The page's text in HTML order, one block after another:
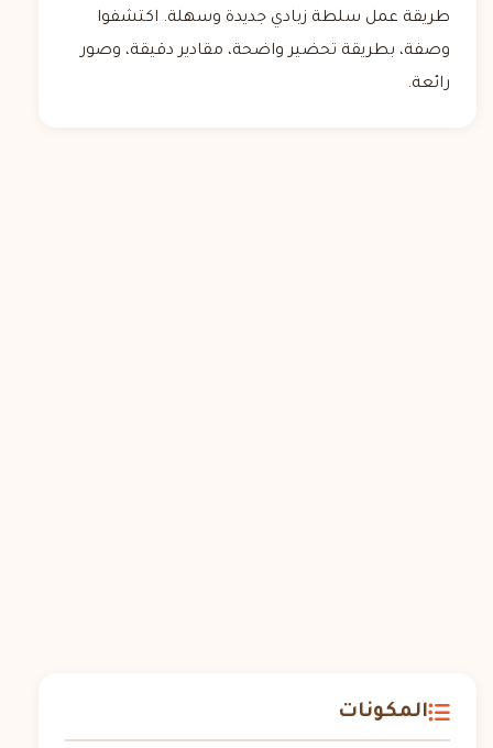
طريقة عمل سلطة زبادي جديدة وسهلة. اكتشفوا
وصفة، بطريقة تحضير واضحة، مقادير دقيقة، وصور
رائعة.
المكونات